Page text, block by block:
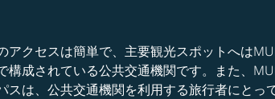
アクセスは簡単で、主要観光スポットへは
構成されている公共交通機関です。また、
は、公共交通機関を利用する旅行者にとっ